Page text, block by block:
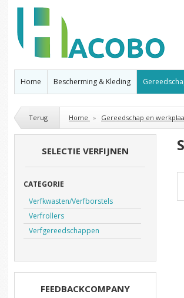
Home Bescherming & Kleding
Terug Home » Gereedschap en
SELECTIE VERFIJNEN
CATEGORIE
Verfkwasten/Verfborstels
Verfrollers
Verfgereedschappen
FEEDBACKCOMPANY